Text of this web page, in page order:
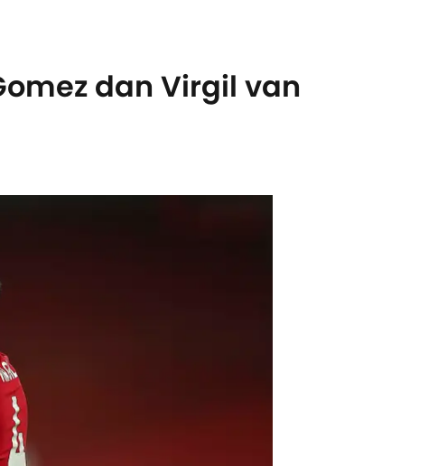
dan Virgil van